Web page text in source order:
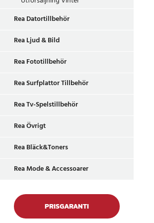
Rea Datortillbehör
Rea Ljud & Bild
Rea Fototillbehör
Rea Surfplattor Tillbehör
Rea Tv-Spelstillbehör
Rea Övrigt
Rea Bläck&Toners
Rea Mode & Accessoarer
PRISGARANTI